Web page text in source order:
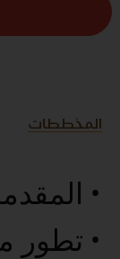
المخططات
•
• تطور